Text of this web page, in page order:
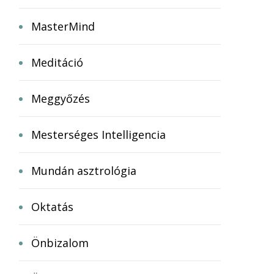
MasterMind
Meditáció
Meggyőzés
Mesterséges Intelligencia
Mundán asztrológia
Oktatás
Önbizalom